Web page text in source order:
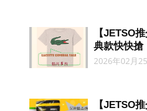
【JETSO
典款快快搶
2026年02月
【JETSO